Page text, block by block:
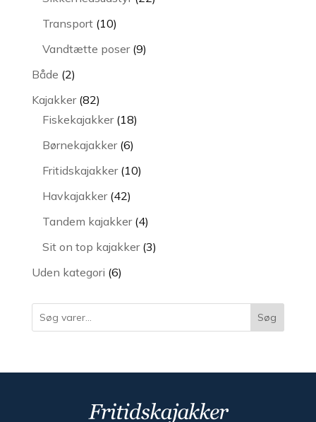
Transport 1010
varer
Vandtætte poser 99
Både 22
varer
Kajakker 8282
varer
Fiskekajakker 1818
Børnekajakker 66
varer
Fritidskajakker 1010
Havkajakker 4242
varer
Tandem kajakker 44
varer
Sit on top kajakker 33
Uden kategori 66
Søg